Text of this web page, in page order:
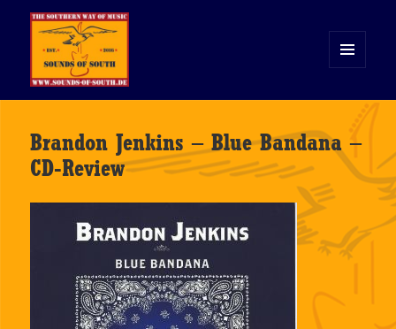
WIDGETS
Brandon Jenkins – Blue Bandana –
CD-Review